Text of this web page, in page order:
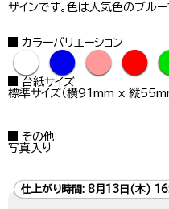
ザインです。色は人気色のブル
カラーバリエーション
● ● ● ●
台紙サイズ
標準サイズ（横91mm x 縦
その他
写真入り
仕上がり時間: 8月13日(木)